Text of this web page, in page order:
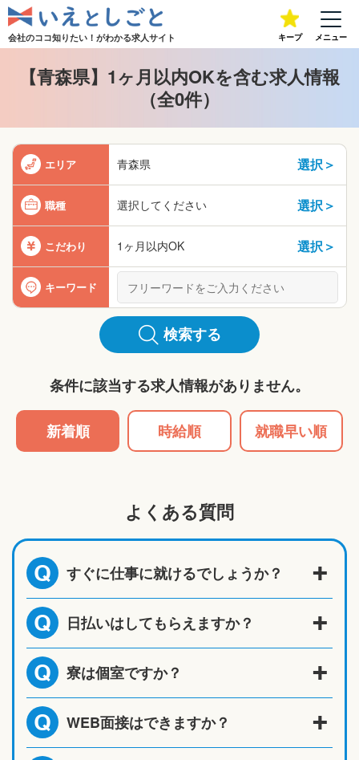
会社のココ知りたい！がわかる求人サイト キープ メニュー
【青森県】1ヶ月以内OKを含む求人情報
（全0件）
エリア 青森県 選択＞
職種 選択してください 選択＞
こだわり 1ヶ月以内OK 選択＞
キーワード
検索する
条件に該当する求人情報がありません。
新着順 時給順 就職早い順
よくある質問
Q すぐに仕事に就けるでしょうか？
Q 日払いはしてもらえますか？
Q 寮は個室ですか？
Q WEB面接はできますか？